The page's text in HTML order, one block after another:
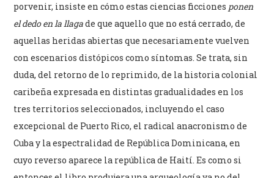
porvenir, insiste en cómo estas ciencias ficciones ponen
el dedo en la llagade que aquello que no está cerrado, de
aquellas heridas abiertas que necesariamente vuelven
con escenarios distópicos como síntomas. Se trata, sin
duda, del retorno de lo reprimido, de la historia colonial
caribeña expresada en distintas gradualidades en los
tres territorios seleccionados, incluyendo el caso
excepcional de Puerto Rico, el radical anacronismo de
Cuba y la espectralidad de República Dominicana, en
cuyo reverso aparece la república de Haití. Es como si